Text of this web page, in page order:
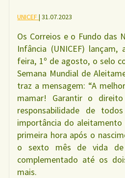
UNICEF| 31.07.2023
Os Correios e o Fundo das
Infância (UNICEF)
feira, 1º de agosto, o selo
Semana Mundial de
traz a mensagem: “A
mamar! Garantir o
responsabilidade de
importância do
primeira hora após o
o sexto mês de vida de
complementado até os
mais.